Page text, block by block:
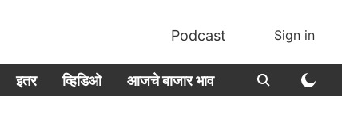
Podcast Sign in
इतर व्हिडिओ आजचे बाजार भाव